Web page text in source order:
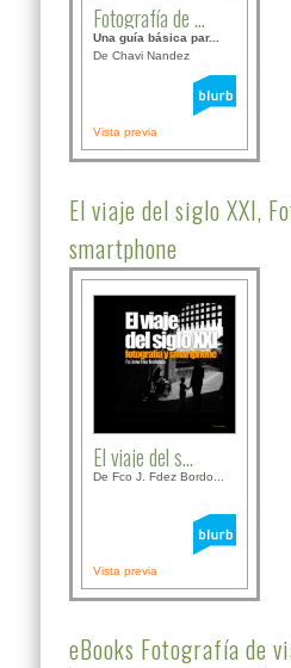
Fotografía de ...
Una guía básica par...
De Chavi Nandez
Vista previa
El viaje del siglo XXI,
smartphone
El viaje del s...
De Fco J. Fdez Bordo...
Vista previa
eBooks Fotografía de